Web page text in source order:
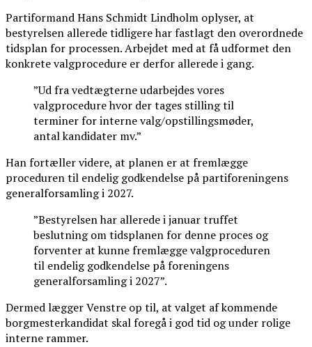
Partiformand Hans Schmidt Lindholm oplyser, at
bestyrelsen allerede tidligere har fastlagt den overordnede
tidsplan for processen. Arbejdet med at få udformet den
konkrete valgprocedure er derfor allerede i gang.
”Ud fra vedtægterne udarbejdes vores
valgprocedure hvor der tages stilling til
terminer for interne valg/opstillingsmøder,
antal kandidater mv.”
Han fortæller videre, at planen er at fremlægge
proceduren til endelig godkendelse på partiforeningens
generalforsamling i 2027.
”Bestyrelsen har allerede i januar truffet
beslutning om tidsplanen for denne proces og
forventer at kunne fremlægge valgproceduren
til endelig godkendelse på foreningens
generalforsamling i 2027”.
Dermed lægger Venstre op til, at valget af kommende
borgmesterkandidat skal foregå i god tid og under rolige
interne rammer.